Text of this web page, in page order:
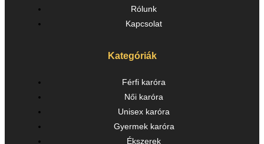
Rólunk
Kapcsolat
Kategóriák
Férfi karóra
Női karóra
Unisex karóra
Gyermek karóra
Ékszerek